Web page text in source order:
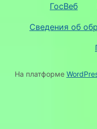
ГосВеб
Сведения об
На платформе